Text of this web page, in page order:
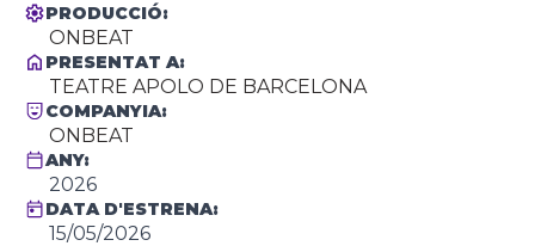
PRODUCCIÓ:
ONBEAT
PRESENTAT A:
TEATRE APOLO DE BARCELONA
COMPANYIA:
ONBEAT
ANY:
2026
DATA D'ESTRENA:
15/05/2026